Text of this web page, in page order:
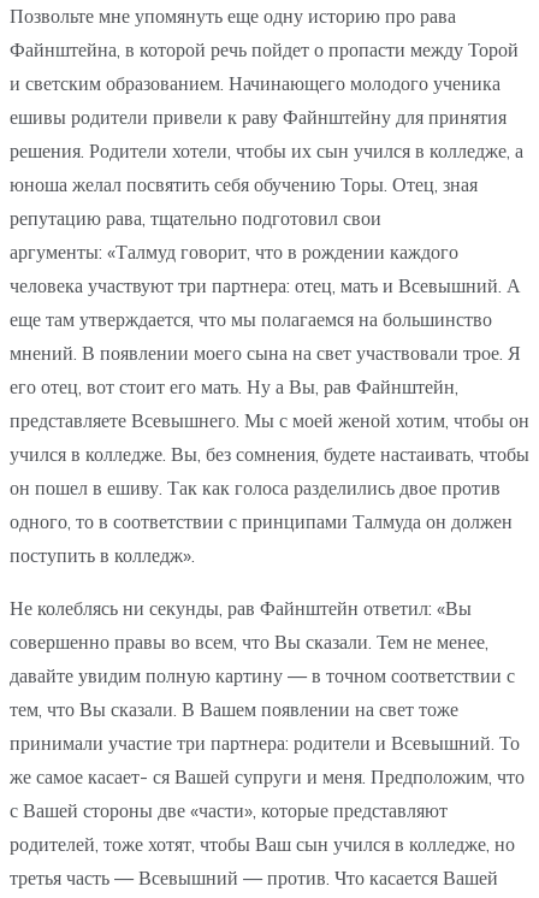
Позвольте мне упомянуть еще одну историю про рава
Файнштейна, в которой речь пойдет о пропасти между Торой
и светским образованием. Начинающего молодого ученика
ешивы родители привели к раву Файнштейну для принятия
решения. Родители хотели, чтобы их сын учился в колледже, а
юноша желал посвятить себя обучению Торы. Отец, зная
репутацию рава, тщательно подготовил свои
аргументы: «Талмуд говорит, что в рождении каждого
человека участвуют три партнера: отец, мать и Всевышний. А
еще там утверждается, что мы полагаемся на большинство
мнений. В появлении моего сына на свет участвовали трое. Я
его отец, вот стоит его мать. Ну а Вы, рав Файнштейн,
представляете Всевышнего. Мы с моей женой хотим, чтобы он
учился в колледже. Вы, без сомнения, будете настаивать, чтобы
он пошел в ешиву. Так как голоса разделились двое против
одного, то в соответствии с принципами Талмуда он должен
поступить в колледж».
Не колеблясь ни секунды, рав Файнштейн ответил: «Вы
совершенно правы во всем, что Вы сказали. Тем не менее,
давайте увидим полную картину — в точном соответствии с
тем, что Вы сказали. В Вашем появлении на свет тоже
принимали участие три партнера: родители и Всевышний. То
же самое касает- ся Вашей супруги и меня. Предположим, что
с Вашей стороны две «части», которые представляют
родителей, тоже хотят, чтобы Ваш сын учился в колледже, но
третья часть — Всевышний — против. Что касается Вашей